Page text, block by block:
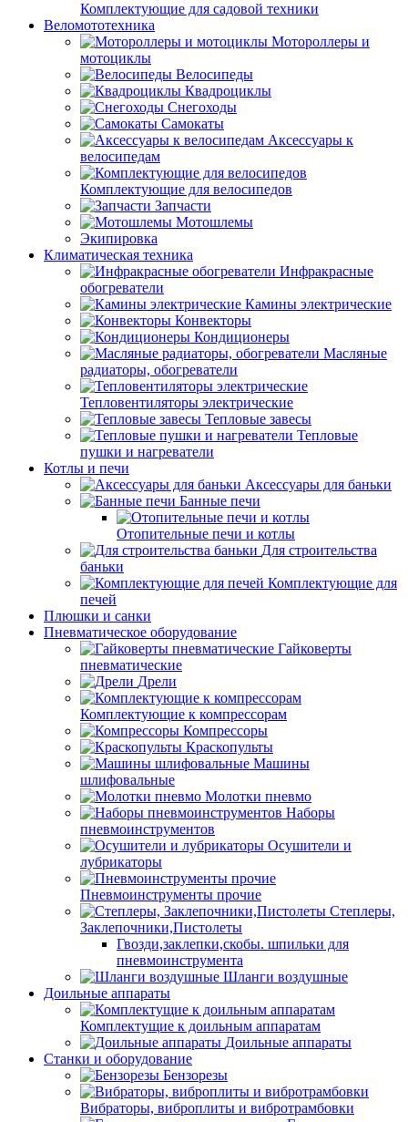
Комплектующие для садовой техники
Веломототехника
Мотороллеры и
мотоциклы
Велосипеды
Квадроциклы
Снегоходы
Самокаты
Аксессуары к
велосипедам
Комплектующие для велосипедов
Запчасти
Мотошлемы
Экипировка
Климатическая техника
Инфракрасные
обогреватели
Камины электрические
Конвекторы
Кондиционеры
Масляные
радиаторы, обогреватели
Тепловентиляторы электрические
Тепловые завесы
Тепловые
пушки и нагреватели
Котлы и печи
Аксессуары для баньки
Банные печи
Отопительные печи и котлы
Для строительства
баньки
Комплектующие для
печей
Плюшки и санки
Пневматическое оборудование
Гайковерты
пневматические
Дрели
Комплектующие к компрессорам
Компрессоры
Краскопульты
Машины
шлифовальные
Молотки пневмо
Наборы
пневмоинструментов
Осушители и
лубрикаторы
Пневмоинструменты прочие
Степлеры,
Заклепочники,Пистолеты
Гвозди,заклепки,скобы. шпильки для
пневмоинструмента
Шланги воздушные
Доильные аппараты
Комплектущие к доильным аппаратам
Доильные аппараты
Станки и оборудование
Бензорезы
Вибраторы, виброплиты и вибротрамбовки